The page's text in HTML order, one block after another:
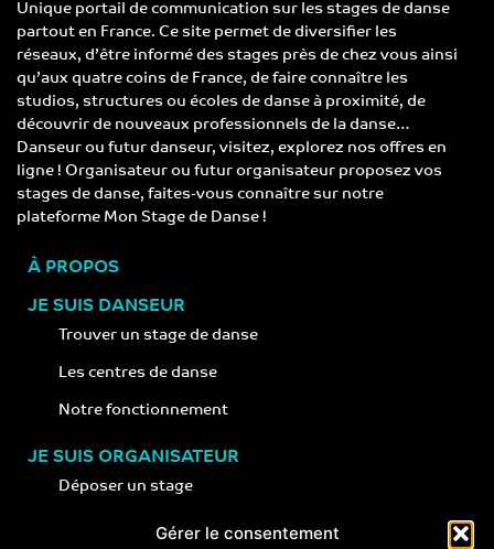
Gérer le consentement
Unique portail de communication sur les stages de danse
partout en France. Ce site permet de diversifier les
réseaux, d’être informé des stages près de chez vous ainsi
qu’aux quatre coins de France, de faire connaître les
studios, structures ou écoles de danse à proximité, de
découvrir de nouveaux professionnels de la danse…
Danseur ou futur danseur, visitez, explorez nos offres en
ligne ! Organisateur ou futur organisateur proposez vos
stages de danse, faites-vous connaître sur notre
plateforme Mon Stage de Danse !
À PROPOS
JE SUIS DANSEUR
Trouver un stage de danse
Les centres de danse
Notre fonctionnement
JE SUIS ORGANISATEUR
Déposer un stage
Notre concept